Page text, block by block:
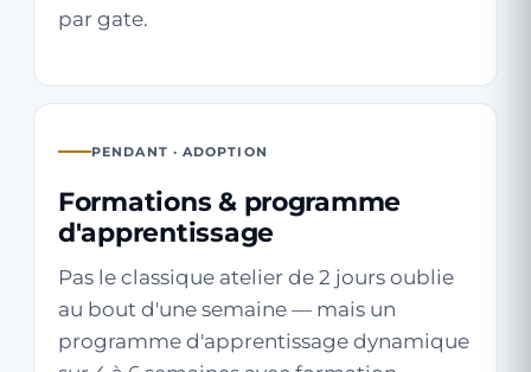
par gate.
PENDANT · ADOPTION
Formations & programme
d'apprentissage
Pas le classique atelier de 2 jours oublie
au bout d'une semaine — mais un
programme d'apprentissage dynamique